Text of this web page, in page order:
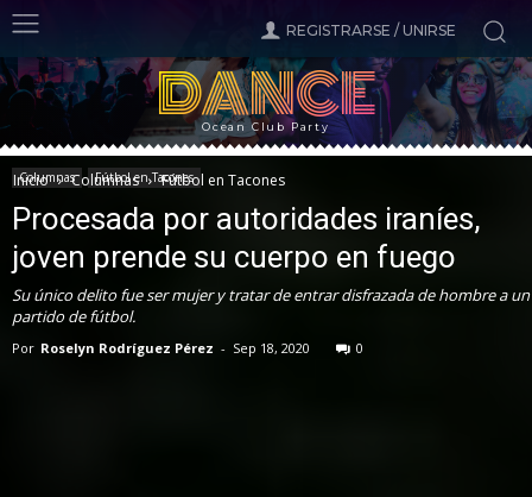
REGISTRARSE / UNIRSE
DANCE
Ocean Club Party
Inicio Columnas Fútbol en Tacones
Columnas Fútbol en Tacones
Procesada por autoridades iraníes,
joven prende su cuerpo en fuego
Su único delito fue ser mujer y tratar de entrar disfrazada de hombre a un
partido de fútbol.
Por Roselyn Rodríguez Pérez - Sep 18, 2020 0